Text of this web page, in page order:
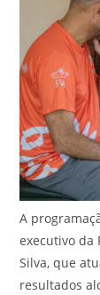
A
executivo da
Silva, que
resultados